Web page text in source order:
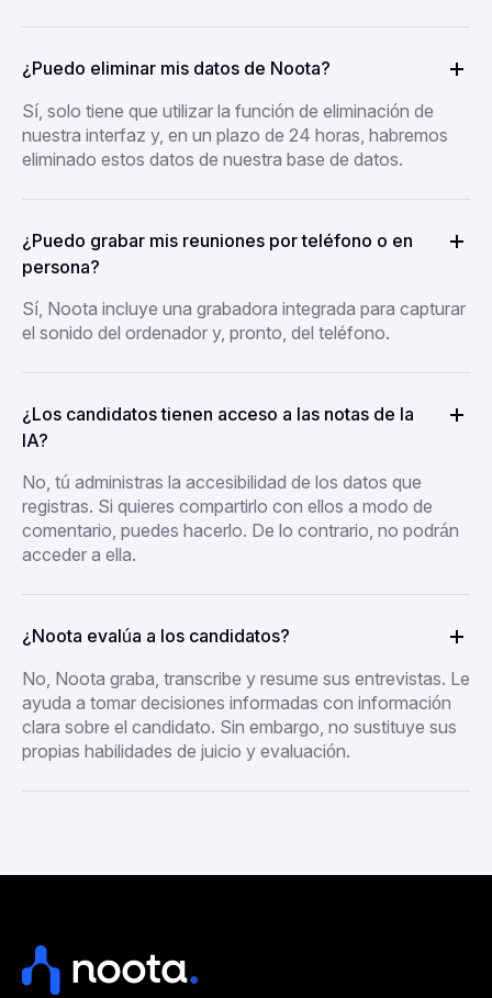
¿Puedo eliminar mis datos de Noota?
Sí, solo tiene que utilizar la función de eliminación de
nuestra interfaz y, en un plazo de 24 horas, habremos
eliminado estos datos de nuestra base de datos.
¿Puedo grabar mis reuniones por teléfono o en
persona?
Sí, Noota incluye una grabadora integrada para capturar
el sonido del ordenador y, pronto, del teléfono.
¿Los candidatos tienen acceso a las notas de la
IA?
No, tú administras la accesibilidad de los datos que
registras. Si quieres compartirlo con ellos a modo de
comentario, puedes hacerlo. De lo contrario, no podrán
acceder a ella.
¿Noota evalúa a los candidatos?
No, Noota graba, transcribe y resume sus entrevistas. Le
ayuda a tomar decisiones informadas con información
clara sobre el candidato. Sin embargo, no sustituye sus
propias habilidades de juicio y evaluación.